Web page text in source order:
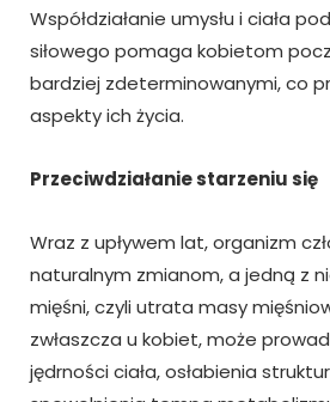
Współdziałanie umysłu i ciała
siłowego pomaga kobietom
bardziej zdeterminowanymi, co
aspekty ich życia.
Przeciwdziałanie starzeniu się
Wraz z upływem lat, organizm
naturalnym zmianom, a jedną z
mięśni, czyli utrata masy
zwłaszcza u kobiet, może
jędrności ciała, osłabienia